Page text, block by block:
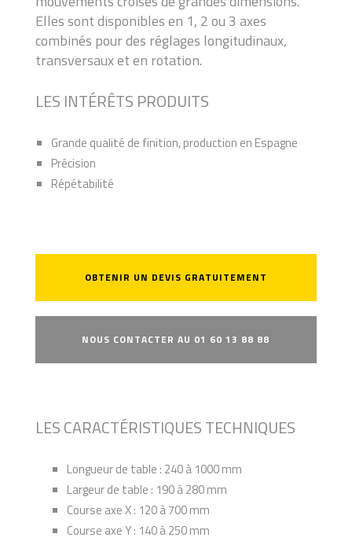
Elles sont disponibles en 1, 2 ou 3 axes
combinés pour des réglages longitudinaux,
transversaux et en rotation.
LES INTÉRÊTS PRODUITS
Grande qualité de finition, production en Espagne
Précision
Répétabilité
OBTENIR UN DEVIS GRATUITEMENT
NOUS CONTACTER AU 01 60 13 88 88
LES CARACTÉRISTIQUES TECHNIQUES
Longueur de table : 240 à 1000 mm
Largeur de table : 190 à 280 mm
Course axe X : 120 à 700 mm
Course axe Y : 140 à 250 mm